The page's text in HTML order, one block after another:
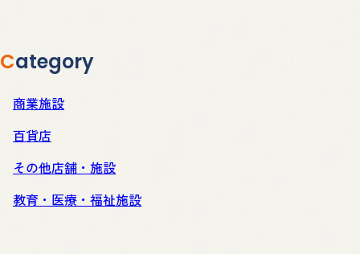
Category
商業施設
百貨店
その他店舗・施設
教育・医療・福祉施設